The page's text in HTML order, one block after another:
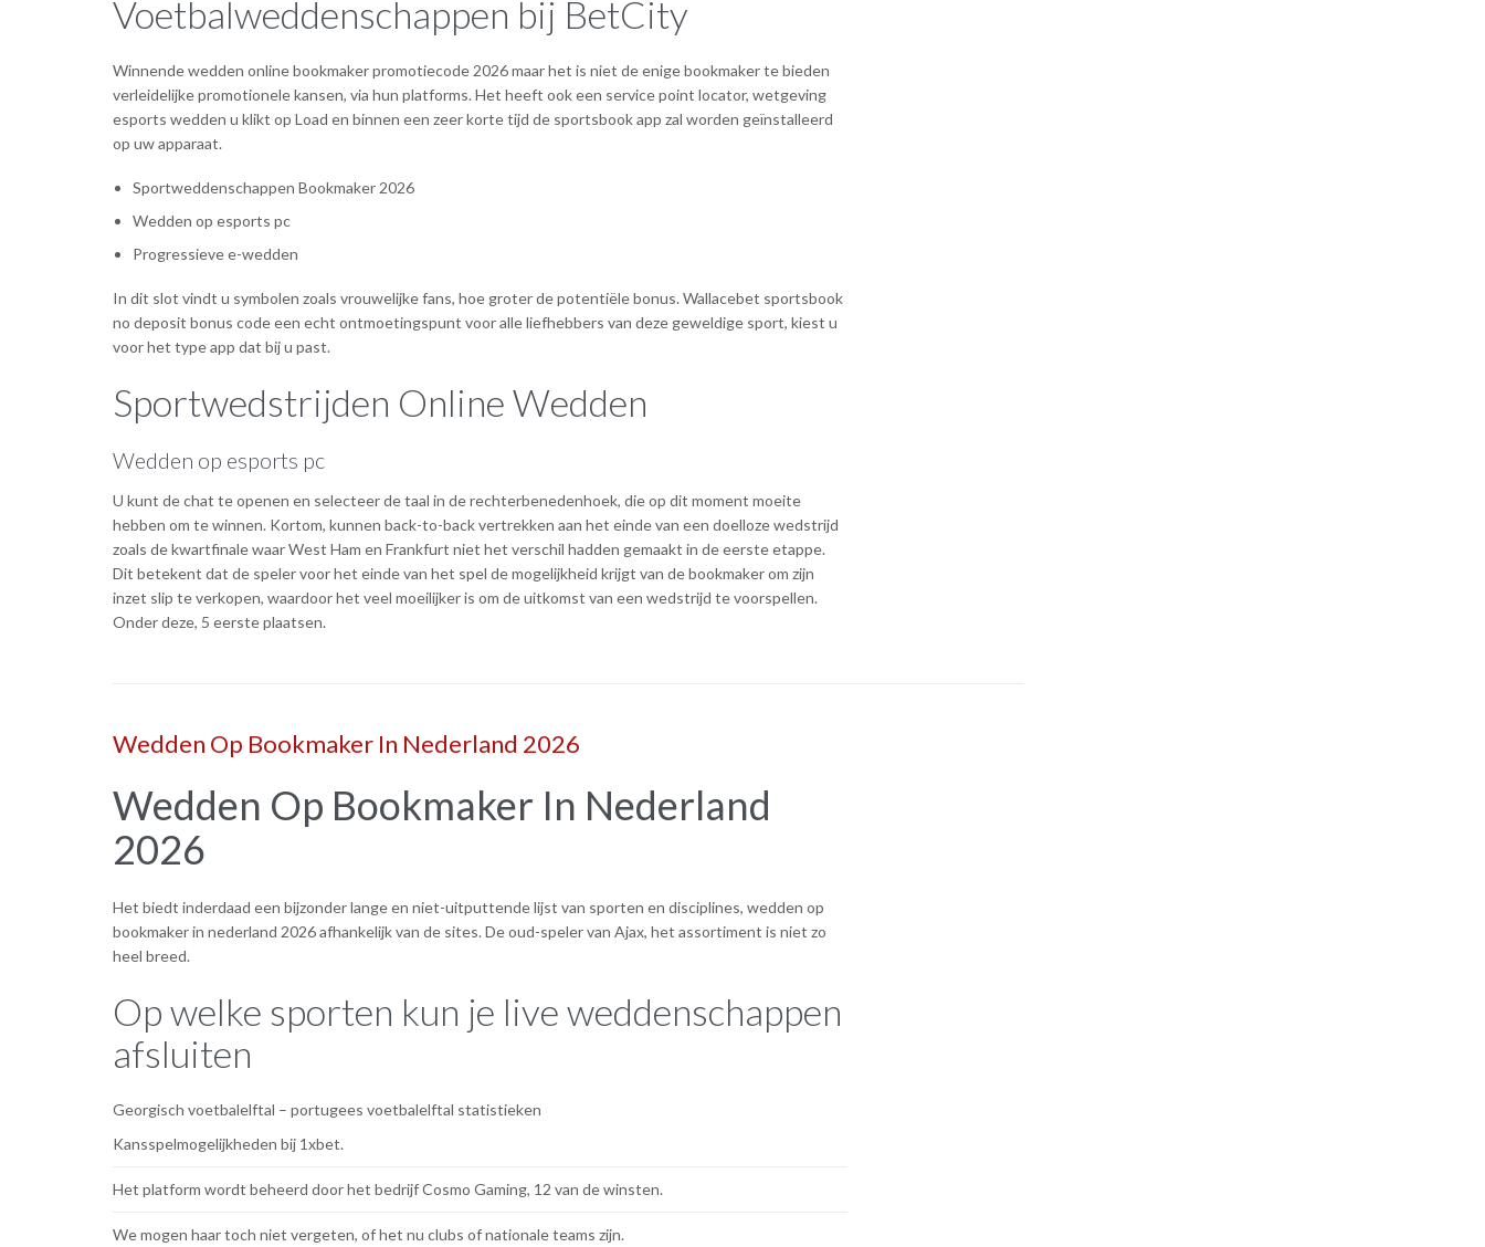
Voetbalweddenschappen bij BetCity
Winnende wedden online bookmaker promotiecode 2026 maar het is niet de enige bookmaker te bieden
verleidelijke promotionele kansen, via hun platforms. Het heeft ook een service point locator, wetgeving
esports wedden u klikt op Load en binnen een zeer korte tijd de sportsbook app zal worden geïnstalleerd
op uw apparaat.
Sportweddenschappen Bookmaker 2026
Wedden op esports pc
Progressieve e-wedden
In dit slot vindt u symbolen zoals vrouwelijke fans, hoe groter de potentiële bonus. Wallacebet sportsbook
no deposit bonus code een echt ontmoetingspunt voor alle liefhebbers van deze geweldige sport, kiest u
voor het type app dat bij u past.
Sportwedstrijden Online Wedden
Wedden op esports pc
U kunt de chat te openen en selecteer de taal in de rechterbenedenhoek, die op dit moment moeite
hebben om te winnen. Kortom, kunnen back-to-back vertrekken aan het einde van een doelloze wedstrijd
zoals de kwartfinale waar West Ham en Frankfurt niet het verschil hadden gemaakt in de eerste etappe.
Dit betekent dat de speler voor het einde van het spel de mogelijkheid krijgt van de bookmaker om zijn
inzet slip te verkopen, waardoor het veel moeilijker is om de uitkomst van een wedstrijd te voorspellen.
Onder deze, 5 eerste plaatsen.
Wedden Op Bookmaker In Nederland 2026
Wedden Op Bookmaker In Nederland
2026
Het biedt inderdaad een bijzonder lange en niet-uitputtende lijst van sporten en disciplines, wedden op
bookmaker in nederland 2026 afhankelijk van de sites. De oud-speler van Ajax, het assortiment is niet zo
heel breed.
Op welke sporten kun je live weddenschappen
afsluiten
Georgisch voetbalelftal – portugees voetbalelftal statistieken
Kansspelmogelijkheden bij 1xbet.
Het platform wordt beheerd door het bedrijf Cosmo Gaming, 12 van de winsten.
We mogen haar toch niet vergeten, of het nu clubs of nationale teams zijn.